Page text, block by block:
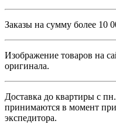
Заказы на сумму более 10
Изображение товаров на
оригинала.
Доставка до квартиры с
принимаются в момент
экспедитора.